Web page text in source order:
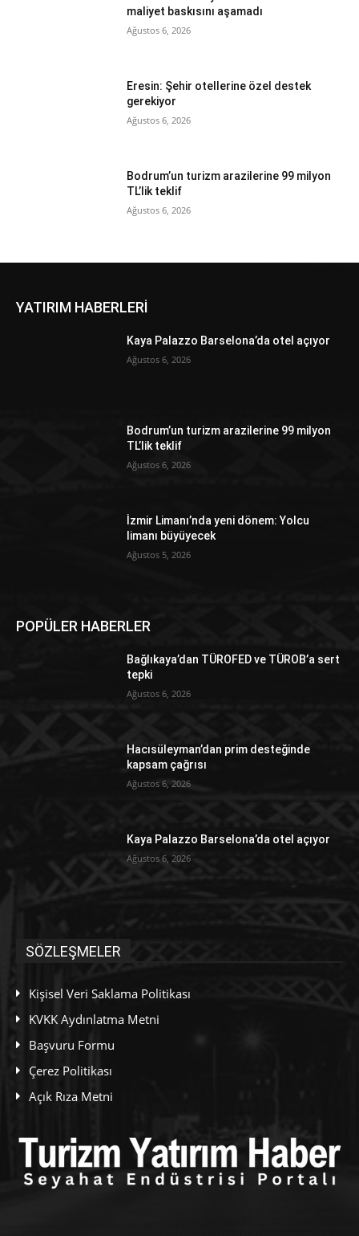
maliyet baskısını aşamadı
Ağustos 6, 2026
Eresin: Şehir otellerine özel destek
gerekiyor
Ağustos 6, 2026
Bodrum’un turizm arazilerine 99 milyon
TL’lik teklif
Ağustos 6, 2026
YATIRIM HABERLERİ
Kaya Palazzo Barselona’da otel açıyor
Ağustos 6, 2026
Bodrum’un turizm arazilerine 99 milyon
TL’lik teklif
Ağustos 6, 2026
İzmir Limanı’nda yeni dönem: Yolcu
limanı büyüyecek
Ağustos 5, 2026
POPÜLER HABERLER
Bağlıkaya’dan TÜROFED ve TÜROB’a sert
tepki
Ağustos 6, 2026
Hacısüleyman’dan prim desteğinde
kapsam çağrısı
Ağustos 6, 2026
Kaya Palazzo Barselona’da otel açıyor
Ağustos 6, 2026
SÖZLEŞMELER
Kişisel Veri Saklama Politikası
KVKK Aydınlatma Metni
Başvuru Formu
Çerez Politikası
Açık Rıza Metni